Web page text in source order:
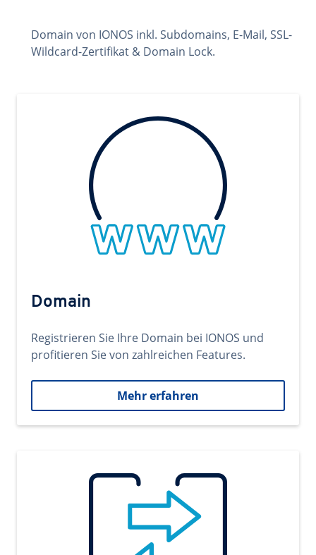
Domain von IONOS inkl. Subdomains, E-Mail, SSL-
Wildcard-Zertifikat & Domain Lock.
Domain
Registrieren Sie Ihre Domain bei IONOS und
profitieren Sie von zahlreichen Features.
Mehr erfahren